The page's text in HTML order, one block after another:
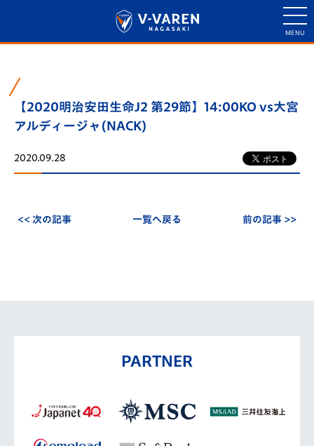
【2020明治安田生命J2 第29節】14:00KO vs大宮
アルディージャ(NACK)
2020.09.28
<< 次の記事 一覧へ戻る 前の記事 >>
PARTNER